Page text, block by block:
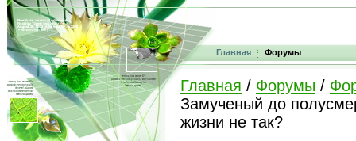
Главная Форумы
Главная / Форумы /
Замученый до
жизни не так?